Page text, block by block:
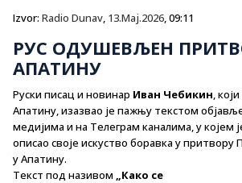
Izvor: Radio Dunav, 13.Maj.2026, 09:11
РУС ОДУШЕВЉЕН
АПАТИНУ
Руски писац и новинар Иван Чебикин,
Апатину, изазвао је пажњу текстом
медијима и на Телеграм каналима, у којем
описао своје искуство боравка у притвору
у Апатину.
Текст под називом „Како се